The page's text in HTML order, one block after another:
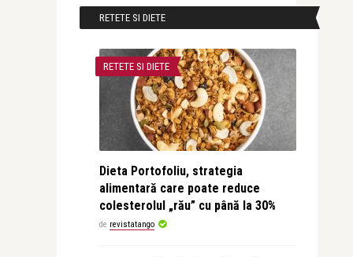
RETETE SI DIETE
RETETE SI DIETE
Dieta Portofoliu, strategia
alimentară care poate reduce
colesterolul „rău” cu până la 30%
de revistatango